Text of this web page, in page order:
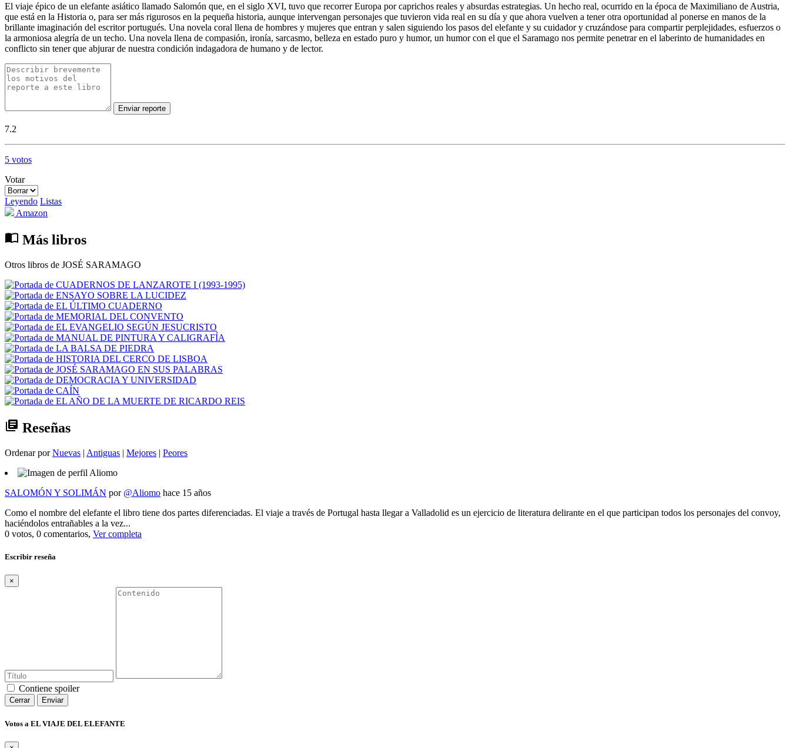
El viaje épico de un elefante asiático llamado Salomón que, en el siglo XVI, tuvo que recorrer Europa por caprichos reales y absurdas estrategias. Un hecho real, ocurrido en la época de Maximiliano de Austria,
que está en la Historia o, para ser más rigurosos en la pequeña historia, aunque intervengan personajes que tuvieron vida real en su día y que ahora vuelven a tener otra oportunidad al ponerse en manos de la
brillante imaginación del escritor portugués. Una novela coral llena de hombres y mujeres que entran y salen siguiendo los pasos del elefante y su cuidador y cruzándose para compartir perplejidades, esfuerzos o
la armoniosa alegría de un techo. Una novela llena de compasión, ironía, sarcasmo, belleza en estado puro y humor, un humor con el que el Saramago nos permite penetrar en el laberinto de humanidades en
conflicto sin tener que abjurar de nuestra condición indagadora de humano y de lector.
Enviar reporte
7.2
5 votos
Votar
Leyendo Listas
Amazon
import_contacts Más libros
Otros libros de JOSÉ SARAMAGO
library_books Reseñas
Ordenar porNuevas | Antiguas | Mejores | Peores
SALOMÓN Y SOLIMÁN por @Aliomo hace 15 años
Como el nombre del elefante el libro tiene dos partes diferenciadas. El viaje a través de Portugal hasta llegar a Valladolid es un ejercicio de literatura delirante en el que participan todos los personajes del convoy,
haciéndolos entrañables a la vez...
0 votos, 0 comentarios, Ver completa
Escribir reseña
×
Contiene spoiler
Cerrar Enviar
Votos a EL VIAJE DEL ELEFANTE